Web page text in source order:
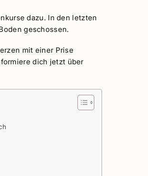
dazu. In den letzten
geschossen.
mit einer Prise
dich jetzt über